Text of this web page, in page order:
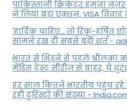
पाकिस्तानी क्रिकेटर हमजा
ने ल‍िया बड़ा एक्शन, VISA
'हार्दिक चाहिए... तो रिंकू-हर्षित
सामने रख दी सबसे बड़ी शर्त -
भारत से भिड़ने से पहले
मेंडिस टेस्ट सीरीज से बाहर, ये
हर साल कितने भारतीय पहुंच
रही टूरिस्टों की संख्या -